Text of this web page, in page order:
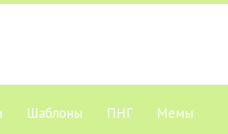
Шаблоны ПНГ Мемы